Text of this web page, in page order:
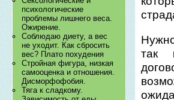
психологические
проблемы лишнего веса.
Ожирение.
Соблюдаю диету, а вес
не уходит. Как сбросить
вес? Плато похудения
Стройная фигура, низкая
самооценка и отношения.
Дисморфофобия.
Тяга к сладкому.
так